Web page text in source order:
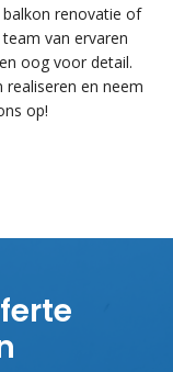
renovatie of
van ervaren
oog voor detail.
en neem
op!